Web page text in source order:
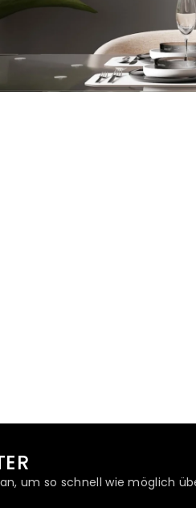
um so schnell wie möglich